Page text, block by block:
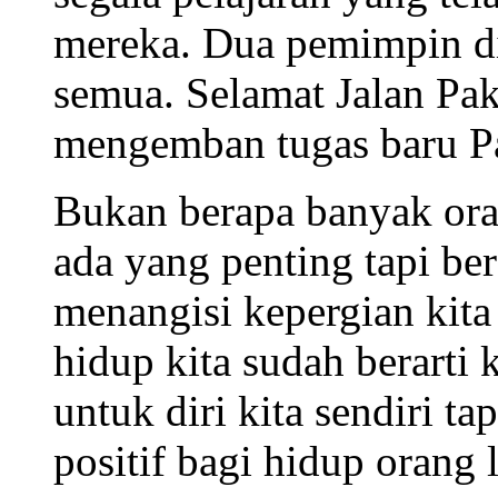
mereka. Dua pemimpin
semua. Selamat Jalan
mengemban tugas baru
Bukan berapa banyak
ada yang penting tapi
menangisi kepergian
hidup kita sudah berarti
untuk diri kita sendiri
positif bagi hidup orang